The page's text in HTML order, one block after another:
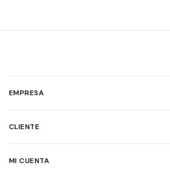
EMPRESA
CLIENTE
MI CUENTA